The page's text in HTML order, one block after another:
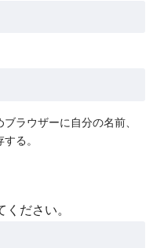
ラウザーに自分の名前、
る。
ください。